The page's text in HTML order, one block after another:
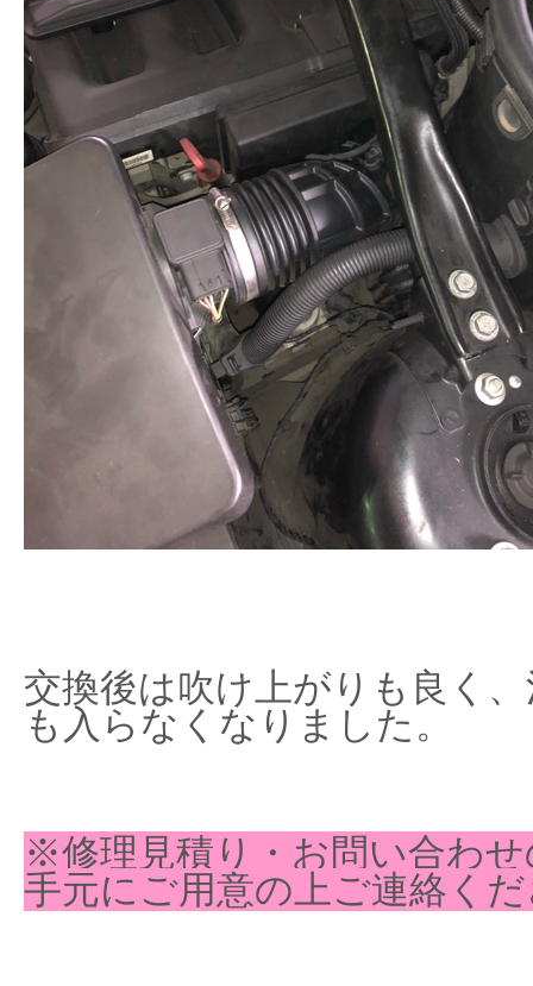
交換後は吹け上がりも良く
も入らなくなりました。
※修理見積り・お問い合わ
手元にご用意の上ご連絡く